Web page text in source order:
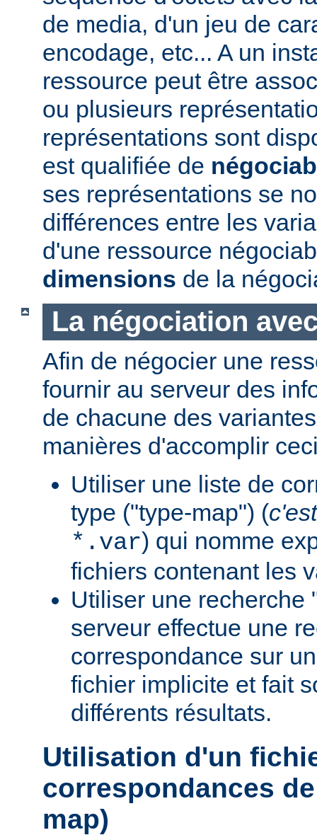
de media, d'un jeu de
encodage, etc... A un
ressource peut être
ou plusieurs
représentations sont
est qualifiée de
ses représentations se
différences entre les
d'une ressource
dimensions de la
La négociation
Afin de négocier une
fournir au serveur des
de chacune des
manières d'accomplir
Utiliser une liste de
type ("type-map") (
*.var) qui nomme
fichiers contenant les
Utiliser une recherche
serveur effectue une
correspondance sur
fichier implicite et fait
différents résultats.
Utilisation d'un
correspondances
map)